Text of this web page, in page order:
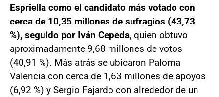
Espriella como el candidato más votado con
cerca de 10,35 millones de sufragios (43,73
%), seguido por Iván Cepeda, quien obtuvo
aproximadamente 9,68 millones de votos
(40,91 %). Más atrás se ubicaron Paloma
Valencia con cerca de 1,63 millones de apoyos
(6,92 %) y Sergio Fajardo con alrededor de un